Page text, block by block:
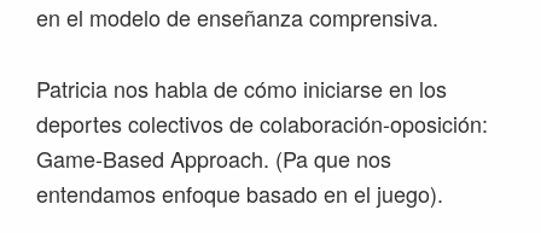
en el modelo de enseñanza comprensiva.
Patricia nos habla de cómo iniciarse en los
deportes colectivos de colaboración-oposición:
Game-Based Approach. (Pa que nos
entendamos enfoque basado en el juego).